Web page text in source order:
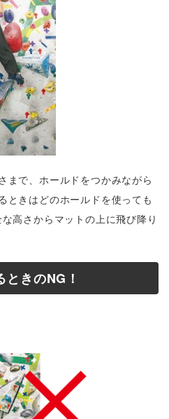
まで、ホールドをつかみながら
ときはどのホールドを使っても
高さからマットの上に飛び降り
きのNG！